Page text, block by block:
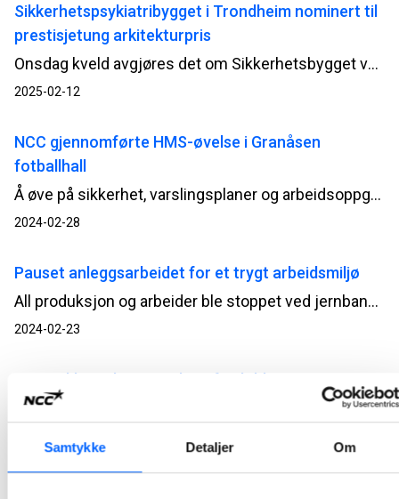
Samtykke Detaljer Om
Sikkerhetspsykiatribygget i Trondheim nominert til
prestisjetung arkitekturpris
Onsdag kveld avgjøres det om Sikkerhetsbygget ved St. Olavs hospital går av med seieren og kan kalle seg Tiårets beste sykehus i kategorien Mental Health Design.
2025-02-12
NCC gjennomførte HMS-øvelse i Granåsen
fotballhall
Å øve på sikkerhet, varslingsplaner og arbeidsoppgaver under en iscenesatt ulykke, gjør NCC jevnlig. Våre kollegaer og underentreprenører skal alltid vite hva de skal gjøre om ulykken først er ute. Øvelsen, som nylig ble gjennomført i prosjektet Granåsen fotballhall i Trondheim, ga gode og viktige erfaringer for alle som deltok.
2024-02-28
Pauset anleggsarbeidet for et trygt arbeidsmiljø
All produksjon og arbeider ble stoppet ved jernbaneprosjekt Drammen stasjon – Sundhaugen ved to anledninger nylig for å øke fokuset på sikkerhetskultur og et trygt arbeidsmiljø uten ulykker.
2024-02-23
Nye Hokksund renseanlegg fordobler
rensekapasiteten for Øvre Eiker kommune
2024-02-19